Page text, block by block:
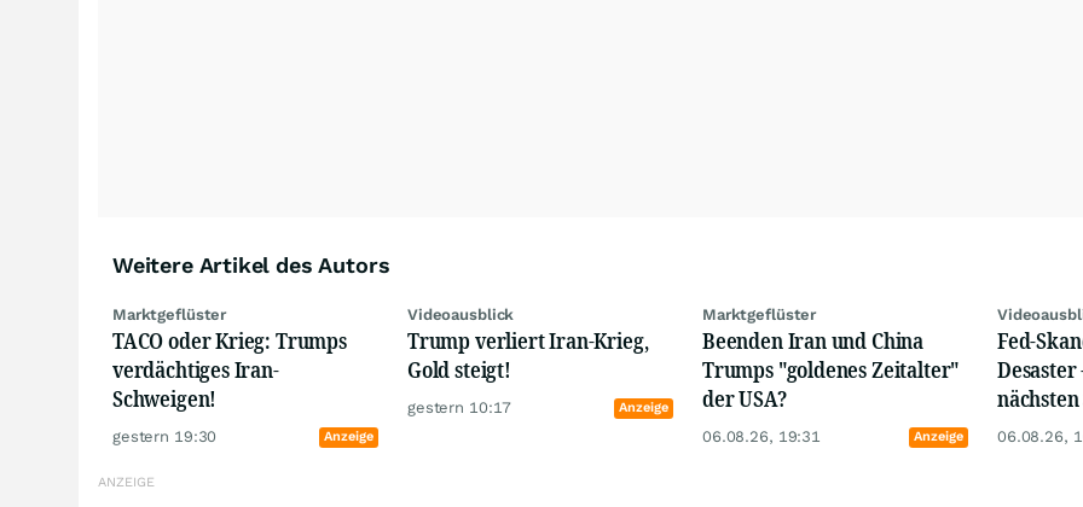
Weitere Artikel des Autors
Marktgeflüster
TACO oder Krieg: Trumps
verdächtiges Iran-
Schweigen!
gestern 19:30 Anzeige
Videoausblick
Trump verliert Iran-Krieg,
Gold steigt!
gestern 10:17 Anzeige
Marktgeflüster
Beenden Iran und China
Trumps "goldenes Zeitalter"
der USA?
06.08.26, 19:31 Anzeige
Fed-
06.08.26,